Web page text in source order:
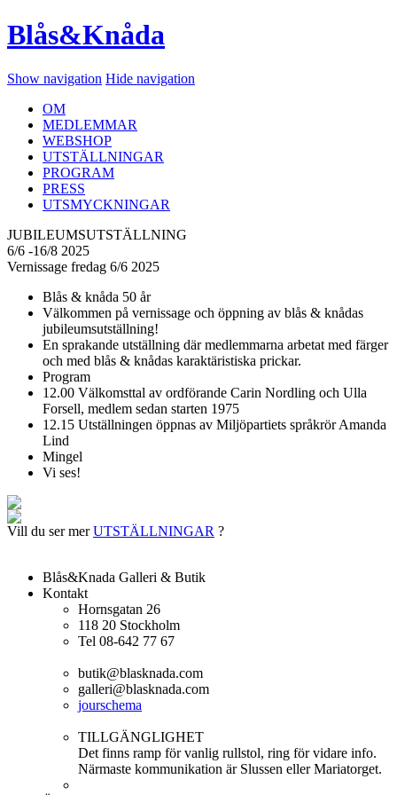
Blås&Knåda
Show navigation Hide navigation
OM
MEDLEMMAR
WEBSHOP
UTSTÄLLNINGAR
PROGRAM
PRESS
UTSMYCKNINGAR
JUBILEUMSUTSTÄLLNING
6/6 -16/8 2025
Vernissage fredag 6/6 2025
Blås & knåda 50 år
Välkommen på vernissage och öppning av blås & knådas
jubileumsutställning!
En sprakande utställning där medlemmarna arbetat med färger
och med blås & knådas karaktäristiska prickar.
Program
12.00 Välkomsttal av ordförande Carin Nordling och Ulla
Forsell, medlem sedan starten 1975
12.15 Utställningen öppnas av Miljöpartiets språkrör Amanda
Lind
Mingel
Vi ses!
Vill du ser merUTSTÄLLNINGAR ?
Blås&Knada Galleri & Butik
Kontakt
Hornsgatan 26
118 20 Stockholm
Tel 08-642 77 67
butik@blasknada.com
galleri@blasknada.com
jourschema
TILLGÄNGLIGHET
Det finns ramp för vanlig rullstol, ring för vidare info.
Närmaste kommunikation är Slussen eller Mariatorget.